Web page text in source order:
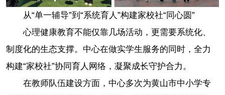
从“单一辅导”到“系统育人”构建家校社“同心圆”
心理健康教育不能仅靠几场活动，更需要系统化、
制度化的生态支撑。中心在做实学生服务的同时，全力
构建“家校社”协同育人网络，凝聚成长守护合力。
在教师队伍建设方面，中心多次为黄山市中小学专